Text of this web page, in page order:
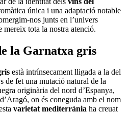
única i una adaptació notable
nos junts en l’univers
mereix tota la nostra atenció.
la Garnatxa gris
està intrínsecament lligada a la del
de fet una mutació natural de la
originària del nord d’Espanya,
on és coneguda amb el nom
varietat mediterrània ha creuat